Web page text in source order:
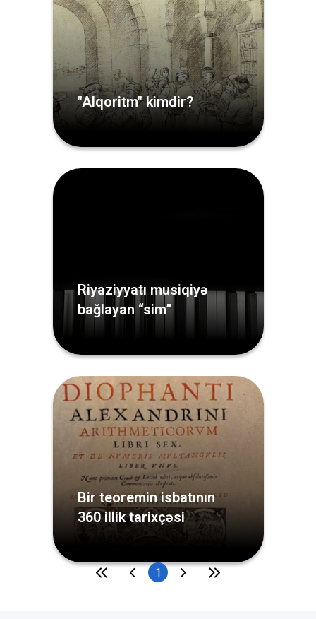
"Alqoritm" kimdir?
Riyaziyyatı musiqiyə
bağlayan “sim”
Bir teoremin isbatının
360 illik tarixçəsi
1